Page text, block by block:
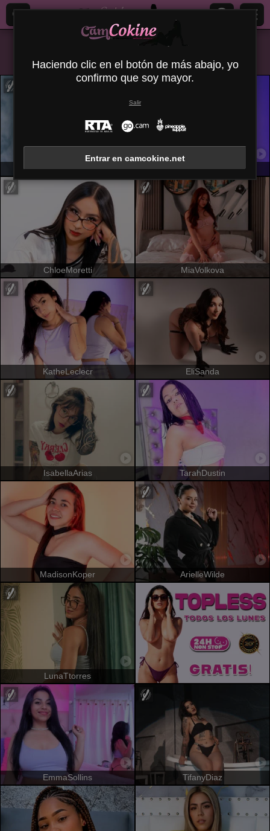
AylinRoze ElodieGardner
ChloeMoretti MiaVolkova
KatheLeclecr EliSanda
IsabellaArias TarahDustin
MadisonKoper ArielleWilde
LunaTtorres
EmmaSollins TifanyDiaz
Haciendo clic en el botón de más abajo, yo
confirmo que soy mayor.
Salir
Entrar en camcokine.net